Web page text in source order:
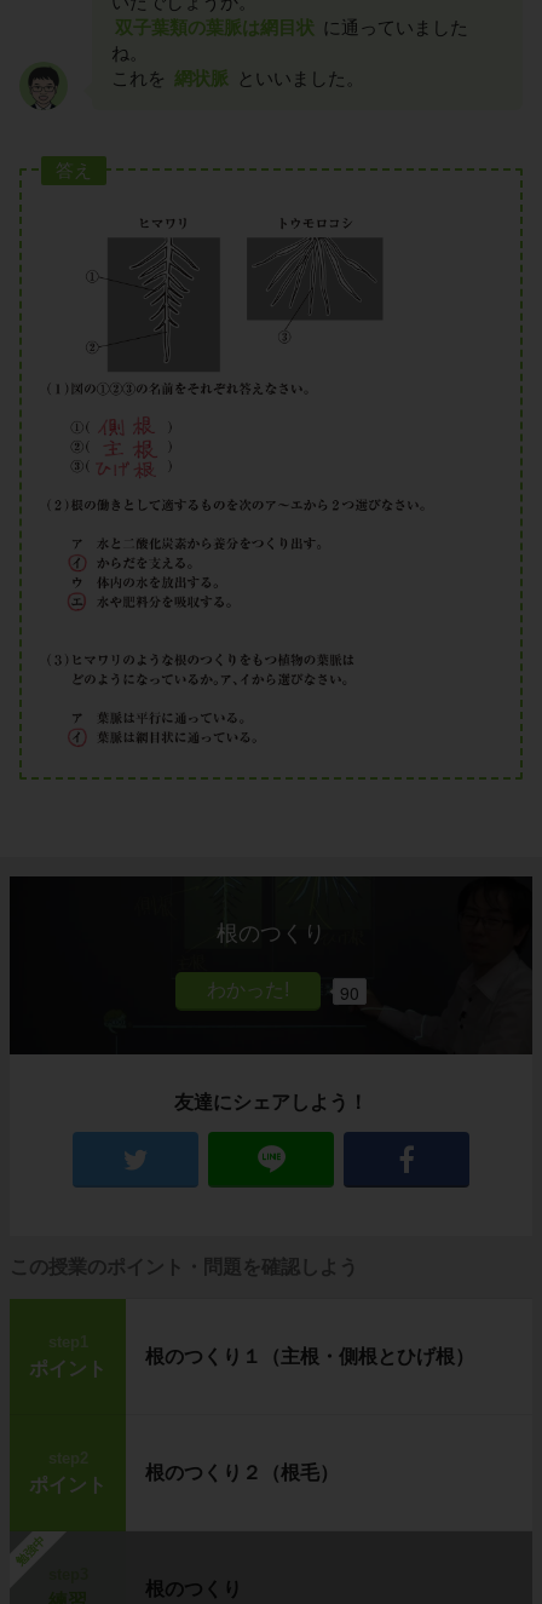
双子葉類の葉脈は網目状 に通っていました
ね。
これを 網状脈 といいました。
答え
根のつくり
90
友達にシェアしよう！
この授業のポイント・問題を確認しよう
step1
ポイント
根のつくり１（主根・側根とひげ根）
step2
ポイント
根のつくり２（根毛）
勉強中
根のつくり